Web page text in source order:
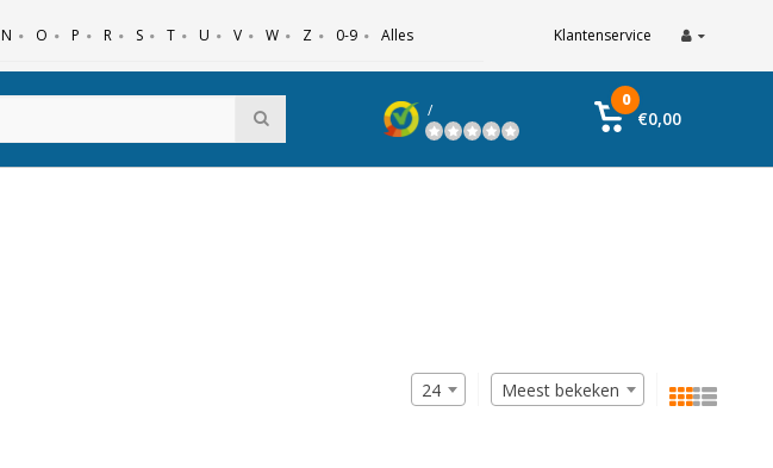
N O P R S T U V W Z 0-9 Alles Klantenservice
/
0
€0,00
Meest bekeken
24